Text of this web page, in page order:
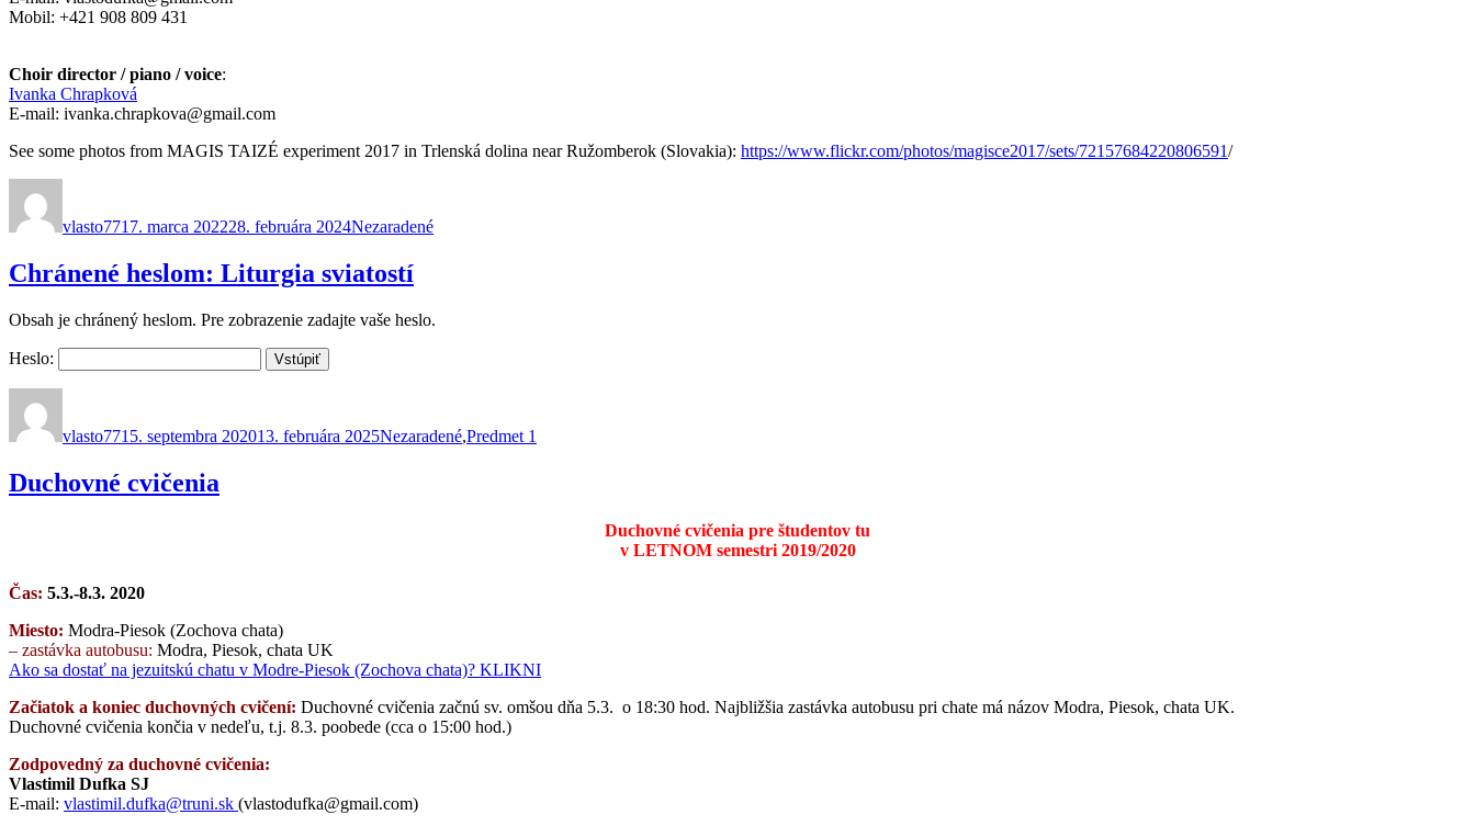
Mobil: +421 908 809 431
Choir director / piano / voice:
Ivanka Chrapková
E-mail: ivanka.chrapkova@gmail.com
See some photos from MAGIS TAIZÉ experiment 2017 in Trlenská dolina near Ružomberok (Slovakia): https://www.flickr.com/photos/magisce2017/sets/72157684220806591/
vlasto7717. marca 202228. februára 2024Nezaradené
Chránené heslom: Liturgia sviatostí
Obsah je chránený heslom. Pre zobrazenie zadajte vaše heslo.
Heslo:
vlasto7715. septembra 202013. februára 2025Nezaradené,Predmet 1
Duchovné cvičenia
Duchovné cvičenia pre študentov tu
v LETNOM semestri 2019/2020
Čas: 5.3.-8.3. 2020
Miesto: Modra-Piesok (Zochova chata)
– zastávka autobusu: Modra, Piesok, chata UK
Ako sa dostať na jezuitskú chatu v Modre-Piesok (Zochova chata)? KLIKNI
Začiatok a koniec duchovných cvičení: Duchovné cvičenia začnú sv. omšou dňa 5.3. o 18:30 hod. Najbližšia zastávka autobusu pri chate má názov Modra, Piesok, chata UK.
Duchovné cvičenia končia v nedeľu, t.j. 8.3. poobede (cca o 15:00 hod.)
Zodpovedný za duchovné cvičenia:
Vlastimil Dufka SJ
E-mail: vlastimil.dufka@truni.sk (vlastodufka@gmail.com)